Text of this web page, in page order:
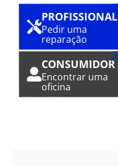
PROFISSIONAL
Pedir uma
reparação
CONSUMIDOR
Encontrar uma
oficina